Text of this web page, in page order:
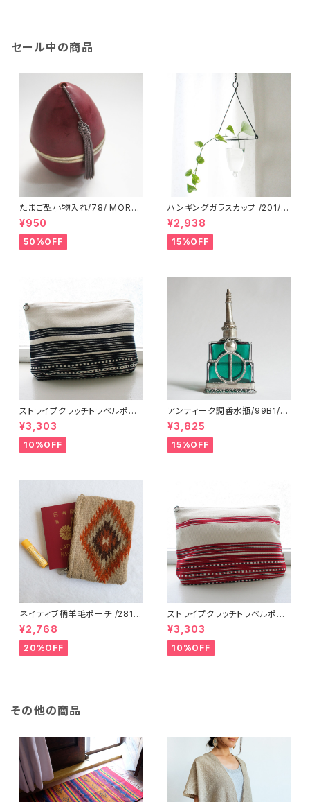
セール中の商品
たまご型小物入れ/78/ MORO
CCO モロッコ
¥950
50%OFF
ハンギングガラスカップ /201/ I
NDIA インド
¥2,938
15%OFF
ストライプクラッチトラベルポー
チ/ L /147/Blue/ HUNGARY
ハンガリー
¥3,303
10%OFF
アンティーク調香水瓶/99B1/M
OROCCO モロッコ
¥3,825
15%OFF
ネイティブ柄羊毛ポーチ /281f/
MEXICO メキシコ
¥2,768
20%OFF
ストライプクラッチトラベルポー
チ / L /147/Red/ HUNGARY
ハンガリー
¥3,303
10%OFF
その他の商品